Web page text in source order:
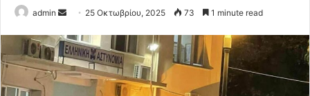
admin
Send
email
25 Οκτωβρίου, 2025 73 1 minute read